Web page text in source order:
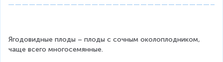
Ягодовидные плоды – плоды с сочным околоплодником,
чаще всего многосемянные.